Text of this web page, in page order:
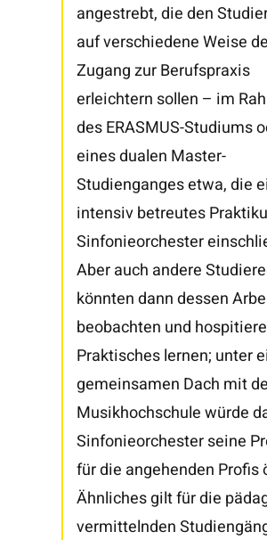
angestrebt, die den
auf verschiedene Weise
Zugang zur Berufspraxis
erleichtern sollen – im
des ERASMUS-Studiums
eines dualen Master-
Studienganges etwa, die
intensiv betreutes
Sinfonieorchester
Aber auch andere
könnten dann dessen
beobachten und
Praktisches lernen; unter
gemeinsamen Dach mit
Musikhochschule würde
Sinfonieorchester seine
für die angehenden Profis
Ähnliches gilt für die
vermittelnden